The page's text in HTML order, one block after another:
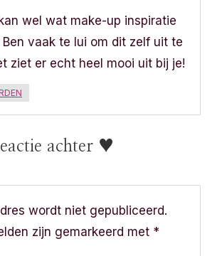
wel wat make-up inspiratie
Ben vaak te lui om dit zelf uit te
ziet er echt heel mooi uit bij je!
achter ♥
wordt niet gepubliceerd.
zijn gemarkeerd met *